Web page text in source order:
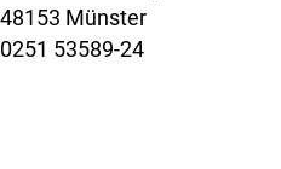
48153 Münster
0251 53589-24